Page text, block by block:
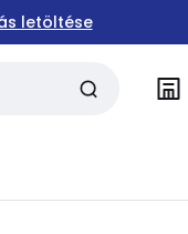
letöltése